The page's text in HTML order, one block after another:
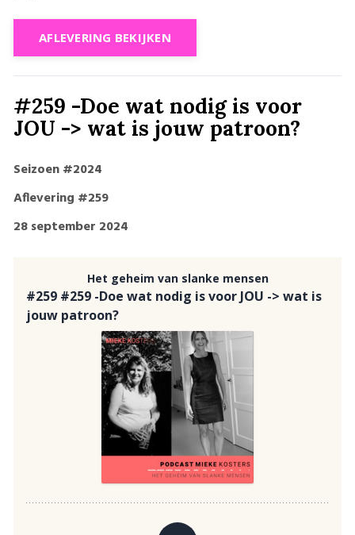
AFLEVERING BEKIJKEN
#259 -Doe wat nodig is voor
JOU -> wat is jouw patroon?
Seizoen #2024
Aflevering #259
28 september 2024